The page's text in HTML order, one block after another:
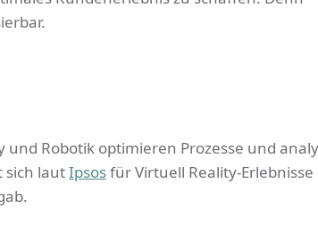
Robotik optimieren Prozesse und
sich lautIpsosfür Virtuell Reality-Erlebnisse